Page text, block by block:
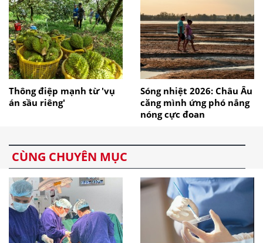
Thông điệp mạnh từ 'vụ
án sầu riêng'
Sóng nhiệt 2026: Châu Âu
căng mình ứng phó nắng
nóng cực đoan
CÙNG CHUYÊN MỤC